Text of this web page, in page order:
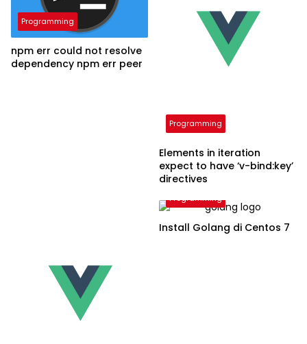
Programming
npm err could not resolve
dependency npm err peer
Programming
Elements in iteration
expect to have ‘v-bind:key’
directives
Programming
Install Golang di Centos 7